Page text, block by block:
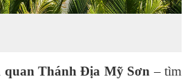
quan Thánh Địa Mỹ Sơn – tìm